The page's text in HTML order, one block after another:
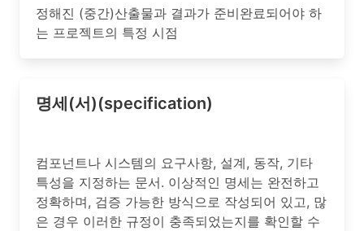
정해진 (중간)산출물과 결과가 준비완료되어야 하
는 프로젝트의 특정 시점
명세(서)(specification)
컴포넌트나 시스템의 요구사항, 설계, 동작, 기타
특성을 지정하는 문서. 이상적인 명세는 완전하고
정확하며, 검증 가능한 방식으로 작성되어 있고, 많
은 경우 이러한 규정이 충족되었는지를 확인할 수